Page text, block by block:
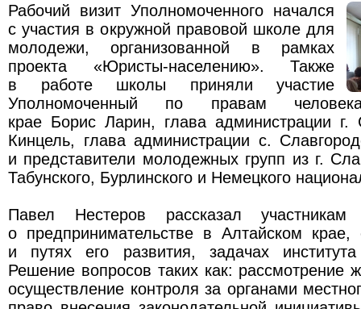
Рабочий визит Уполномоченного начался
с участия в окружной правовой школе для
молодежи, организованной в рамках
проекта «Юристы-населению». Также
в работе школы приняли участие
Уполномоченный по правам
крае Борис Ларин, глава администрации г.
Кинцель, глава администрации с.
и представители молодежных групп из г.
Табунского, Бурлинского и Немецкого
Павел Нестеров рассказал
о предпринимательстве в Алтайском крае,
и путях его развития, задачах института
Решение вопросов таких как: рассмотрение
осуществление контроля за органами